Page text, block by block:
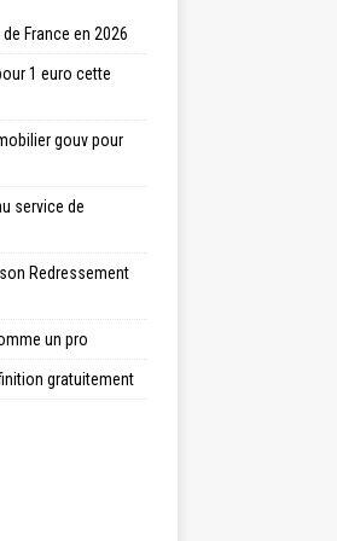
France en 2026
1 euro cette
gouv pour
service de
Redressement
un pro
gratuitement